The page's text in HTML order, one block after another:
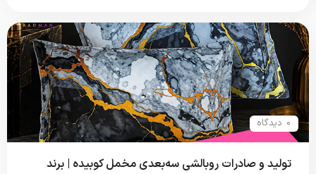
0 دیدگاه
تولید و صادرات روبالشی سه‌بعدی مخمل کوبیده | برند